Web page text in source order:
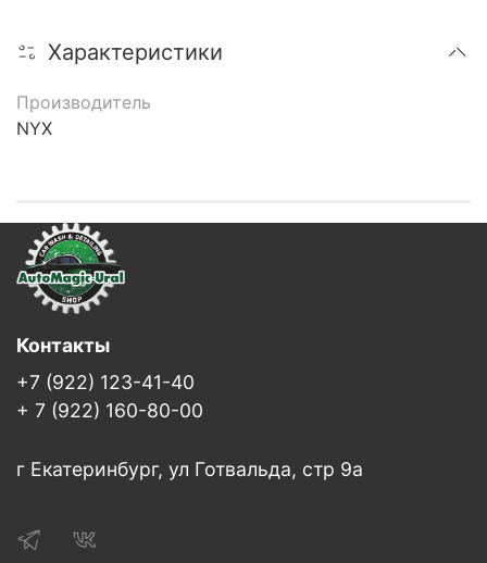
Характеристики
Производитель
NYX
Контакты
+7 (922) 123-41-40
+ 7 (922) 160-80-00
г Екатеринбург, ул Готвальда, стр 9а